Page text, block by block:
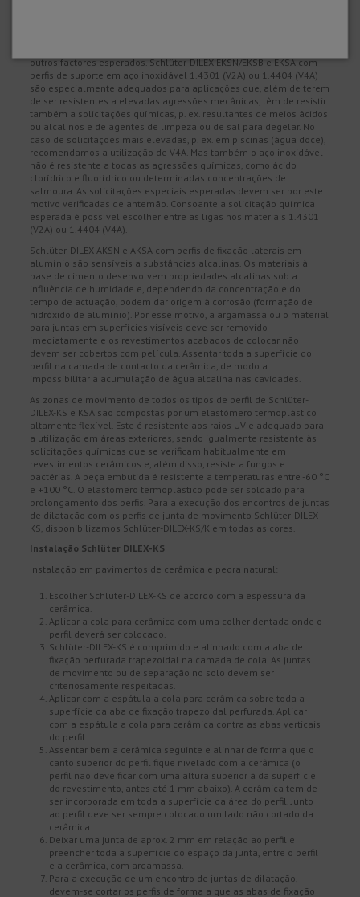
outros factores esperados. Schlüter-DILEX-EKSN/EKSB e EKSA com
perfis de suporte em aço inoxidável 1.4301 (V2A) ou 1.4404 (V4A)
são especialmente adequados para aplicações que, além de terem
de ser resistentes a elevadas agressões mecânicas, têm de resistir
também a solicitações químicas, p. ex. resultantes de meios ácidos
ou alcalinos e de agentes de limpeza ou de sal para degelar. No
caso de solicitações mais elevadas, p. ex. em piscinas (água doce),
recomendamos a utilização de V4A. Mas também o aço inoxidável
não é resistente a todas as agressões químicas, como ácido
clorídrico e fluorídrico ou determinadas concentrações de
salmoura. As solicitações especiais esperadas devem ser por este
motivo verificadas de antemão. Consoante a solicitação química
esperada é possível escolher entre as ligas nos materiais 1.4301
(V2A) ou 1.4404 (V4A).
Schlüter-DILEX-AKSN e AKSA com perfis de fixação laterais em
alumínio são sensíveis a substâncias alcalinas. Os materiais à
base de cimento desenvolvem propriedades alcalinas sob a
influência de humidade e, dependendo da concentração e do
tempo de actuação, podem dar origem à corrosão (formação de
hidróxido de alumínio). Por esse motivo, a argamassa ou o material
para juntas em superfícies visíveis deve ser removido
imediatamente e os revestimentos acabados de colocar não
devem ser cobertos com película. Assentar toda a superfície do
perfil na camada de contacto da cerâmica, de modo a
impossibilitar a acumulação de água alcalina nas cavidades.
As zonas de movimento de todos os tipos de perfil de Schlüter-
DILEX-KS e KSA são compostas por um elastómero termoplástico
altamente flexível. Este é resistente aos raios UV e adequado para
a utilização em áreas exteriores, sendo igualmente resistente às
solicitações químicas que se verificam habitualmente em
revestimentos cerâmicos e, além disso, resiste a fungos e
bactérias. A peça embutida é resistente a temperaturas entre -60 °C
e +100 °C. O elastómero termoplástico pode ser soldado para
prolongamento dos perfis. Para a execução dos encontros de juntas
de dilatação com os perfis de junta de movimento Schlüter-DILEX-
KS, disponibilizamos Schlüter-DILEX-KS/K em todas as cores.
Instalação Schlüter DILEX-KS
Instalação em pavimentos de cerâmica e pedra natural:
Escolher Schlüter-DILEX-KS de acordo com a espessura da
cerâmica.
Aplicar a cola para cerâmica com uma colher dentada onde o
perfil deverá ser colocado.
Schlüter-DILEX-KS é comprimido e alinhado com a aba de
fixação perfurada trapezoidal na camada de cola. As juntas
de movimento ou de separação no solo devem ser
criteriosamente respeitadas.
Aplicar com a espátula a cola para cerâmica sobre toda a
superfície da aba de fixação trapezoidal perfurada. Aplicar
com a espátula a cola para cerâmica contra as abas verticais
do perfil.
Assentar bem a cerâmica seguinte e alinhar de forma que o
canto superior do perfil fique nivelado com a cerâmica (o
perfil não deve ficar com uma altura superior à da superfície
do revestimento, antes até 1 mm abaixo). A cerâmica tem de
ser incorporada em toda a superfície da área do perfil. Junto
ao perfil deve ser sempre colocado um lado não cortado da
cerâmica.
Deixar uma junta de aprox. 2 mm em relação ao perfil e
preencher toda a superfície do espaço da junta, entre o perfil
e a cerâmica, com argamassa.
Para a execução de um encontro de juntas de dilatação,
devem-se cortar os perfis de forma a que as abas de fixação